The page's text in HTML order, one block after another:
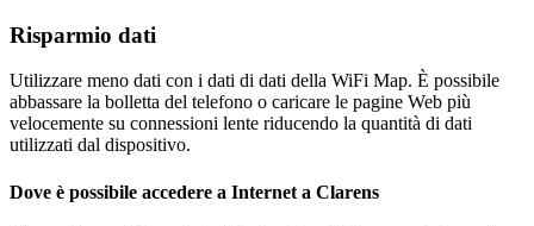
Risparmio dati
Utilizzare meno dati con i dati di dati della WiFi Map. È possibile
abbassare la bolletta del telefono o caricare le pagine Web più
velocemente su connessioni lente riducendo la quantità di dati
utilizzati dal dispositivo.
Dove è possibile accedere a Internet a Clarens